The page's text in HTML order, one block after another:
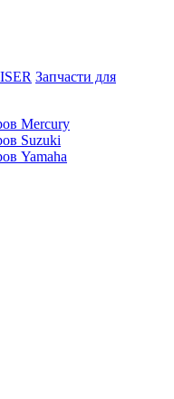
Запчасти для
Mercury
Suzuki
Yamaha